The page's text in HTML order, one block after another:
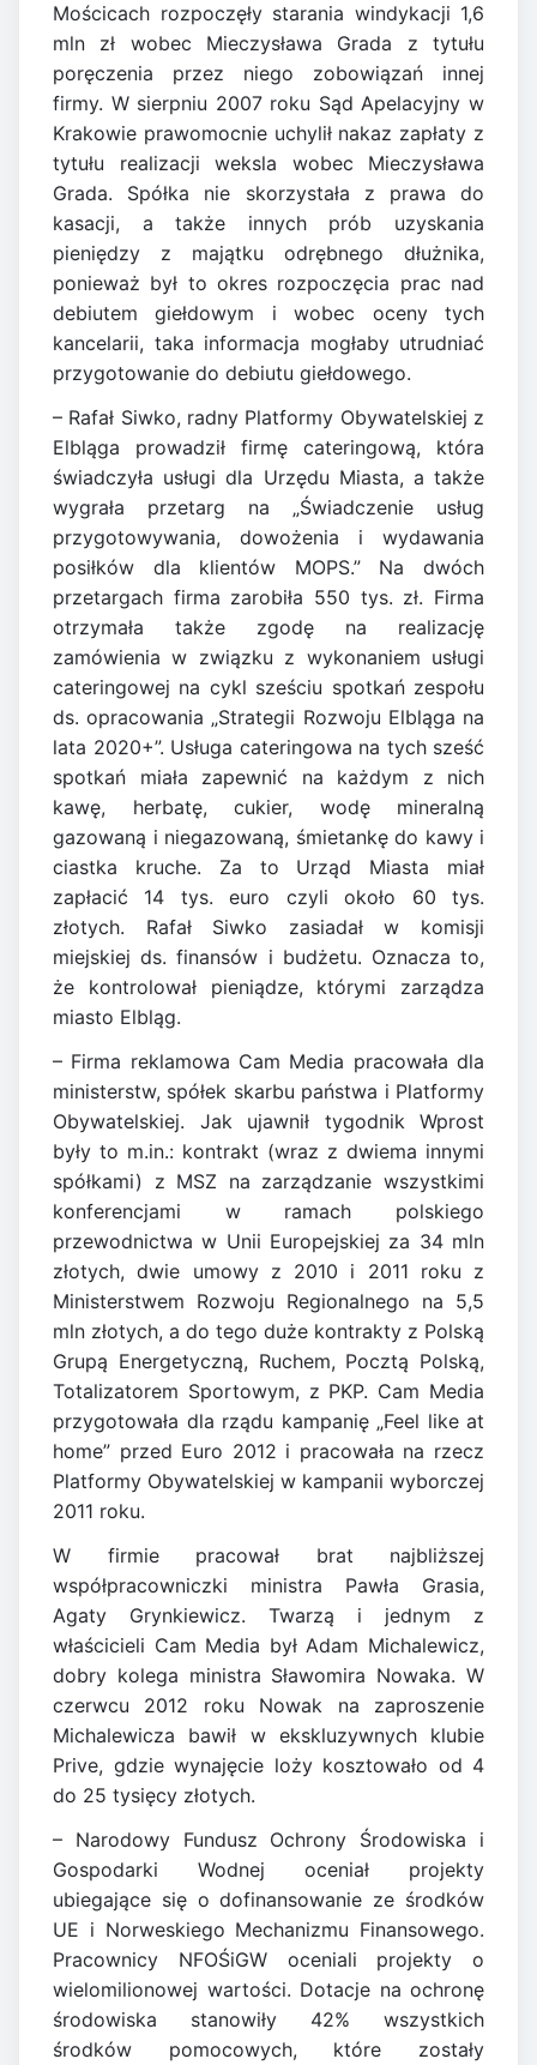
Mościcach rozpoczęły starania windykacji 1,6
mln zł wobec Mieczysława Grada z tytułu
poręczenia przez niego zobowiązań innej
firmy. W sierpniu 2007 roku Sąd Apelacyjny w
Krakowie prawomocnie uchylił nakaz zapłaty z
tytułu realizacji weksla wobec Mieczysława
Grada. Spółka nie skorzystała z prawa do
kasacji, a także innych prób uzyskania
pieniędzy z majątku odrębnego dłużnika,
ponieważ był to okres rozpoczęcia prac nad
debiutem giełdowym i wobec oceny tych
kancelarii, taka informacja mogłaby utrudniać
przygotowanie do debiutu giełdowego.
– Rafał Siwko, radny Platformy Obywatelskiej z
Elbląga prowadził firmę cateringową, która
świadczyła usługi dla Urzędu Miasta, a także
wygrała przetarg na „Świadczenie usług
przygotowywania, dowożenia i wydawania
posiłków dla klientów MOPS.” Na dwóch
przetargach firma zarobiła 550 tys. zł. Firma
otrzymała także zgodę na realizację
zamówienia w związku z wykonaniem usługi
cateringowej na cykl sześciu spotkań zespołu
ds. opracowania „Strategii Rozwoju Elbląga na
lata 2020+”. Usługa cateringowa na tych sześć
spotkań miała zapewnić na każdym z nich
kawę, herbatę, cukier, wodę mineralną
gazowaną i niegazowaną, śmietankę do kawy i
ciastka kruche. Za to Urząd Miasta miał
zapłacić 14 tys. euro czyli około 60 tys.
złotych. Rafał Siwko zasiadał w komisji
miejskiej ds. finansów i budżetu. Oznacza to,
że kontrolował pieniądze, którymi zarządza
miasto Elbląg.
– Firma reklamowa Cam Media pracowała dla
ministerstw, spółek skarbu państwa i Platformy
Obywatelskiej. Jak ujawnił tygodnik Wprost
były to m.in.: kontrakt (wraz z dwiema innymi
spółkami) z MSZ na zarządzanie wszystkimi
konferencjami w ramach polskiego
przewodnictwa w Unii Europejskiej za 34 mln
złotych, dwie umowy z 2010 i 2011 roku z
Ministerstwem Rozwoju Regionalnego na 5,5
mln złotych, a do tego duże kontrakty z Polską
Grupą Energetyczną, Ruchem, Pocztą Polską,
Totalizatorem Sportowym, z PKP. Cam Media
przygotowała dla rządu kampanię „Feel like at
home” przed Euro 2012 i pracowała na rzecz
Platformy Obywatelskiej w kampanii wyborczej
2011 roku.
W firmie pracował brat najbliższej
współpracowniczki ministra Pawła Grasia,
Agaty Grynkiewicz. Twarzą i jednym z
właścicieli Cam Media był Adam Michalewicz,
dobry kolega ministra Sławomira Nowaka. W
czerwcu 2012 roku Nowak na zaproszenie
Michalewicza bawił w ekskluzywnych klubie
Prive, gdzie wynajęcie loży kosztowało od 4
do 25 tysięcy złotych.
– Narodowy Fundusz Ochrony Środowiska i
Gospodarki Wodnej oceniał projekty
ubiegające się o dofinansowanie ze środków
UE i Norweskiego Mechanizmu Finansowego.
Pracownicy NFOŚiGW oceniali projekty o
wielomilionowej wartości. Dotacje na ochronę
środowiska stanowiły 42% wszystkich
środków pomocowych, które zostały